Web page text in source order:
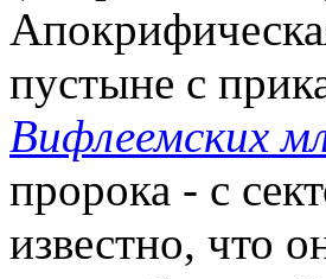
пустыне с
Вифлеемских
пророка - с
известно, что